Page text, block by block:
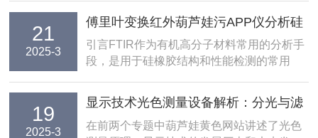
21
2025-3
傅里叶变换红外葫芦娃污APP仪分析硅
橡胶老化机理及检测应用
引言FTIR作为有机高分子材料常用的分析手
段，是用于硅橡胶结构和性能检测的常用
19
2025-3
显示技术光色测量设备解析：分光与滤
光方法的原理与实践
在前两个专题中葫芦娃黄色网站讲述了光色